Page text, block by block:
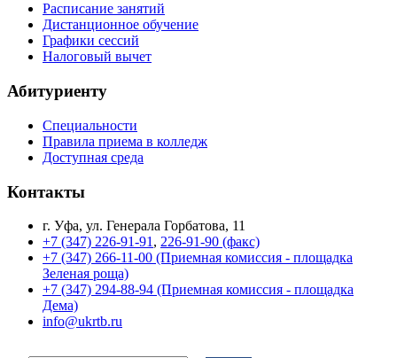
Расписание занятий
Дистанционное обучение
Графики сессий
Налоговый вычет
Абитуриенту
Специальности
Правила приема в колледж
Доступная среда
Контакты
г. Уфа, ул. Генерала Горбатова, 11
+7 (347) 226-91-91 , 226-91-90 (факс)
+7 (347) 266-11-00 (Приемная комиссия - площадка
Зеленая роща)
+7 (347) 294-88-94 (Приемная комиссия - площадка
Дема)
info@ukrtb.ru